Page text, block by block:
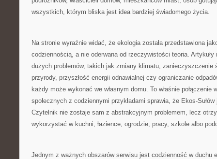
wszystkich, którym bliska jest idea bardziej świadomego życia.
Na stronie wyraźnie widać, że ekologia została przedstawiona
codziennością, a nie oderwana od rzeczywistości teoria.
dużych problemów, takich jak zmiany klimatu, zanieczyszczenie
przyrody, przyszłość energii odnawialnej czy ograniczanie
każdy może wykonać we własnym domu. To właśnie połączenie
społecznych z codziennymi przykładami sprawia, że Ekos-
Czytelnik nie zostaje sam z abstrakcyjnym problemem, lecz
wykorzystać w kuchni, łazience, ogrodzie, pracy, szkole albo
Jednym z ważnych obszarów serwisu jest codzienność w duchu